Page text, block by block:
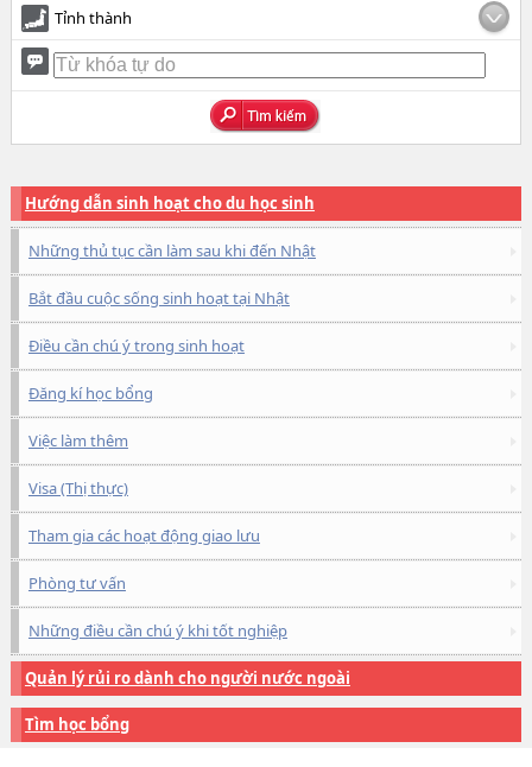
Tỉnh thành
Hướng dẫn sinh hoạt cho du học sinh
Những thủ tục cần làm sau khi đến Nhật
Bắt đầu cuộc sống sinh hoạt tại Nhật
Điều cần chú ý trong sinh hoạt
Đăng kí học bổng
Việc làm thêm
Visa (Thị thực)
Tham gia các hoạt động giao lưu
Phòng tư vấn
Những điều cần chú ý khi tốt nghiệp
Quản lý rủi ro dành cho người nước ngoài
Tìm học bổng